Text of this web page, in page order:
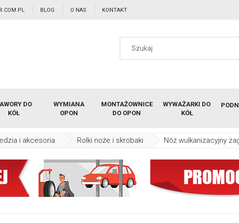
BLOG O NAS KONTAKT
DO
KÓŁ
WYMIANA
OPON
MONTAŻOWNICE
DO OPON
WYWAŻARKI DO
KÓŁ
i akcesoria Rolki noże i skrobaki Nóż wulkanizacyjny